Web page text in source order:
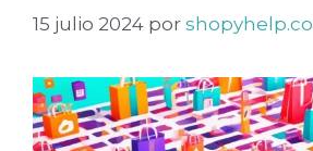
15 julio 2024 por